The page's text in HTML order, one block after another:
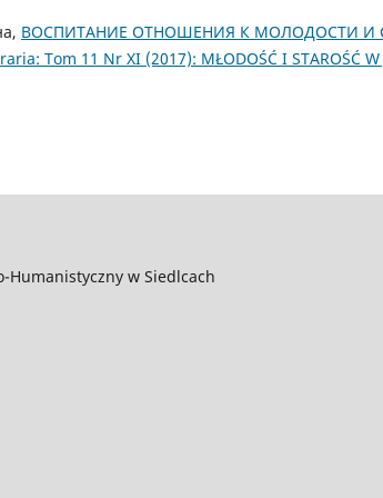
ВОСПИТАНИЕ ОТНОШЕНИЯ К МОЛОДОСТИ И
Tom 11 Nr XI (2017): MŁODOŚĆ I STAROŚĆ W
Humanistyczny w Siedlcach